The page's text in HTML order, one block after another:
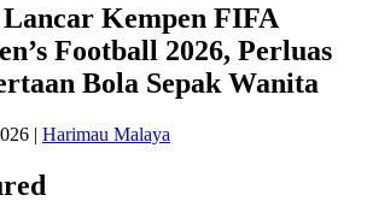
Kempen FIFA
Football 2026, Perluas
Bola Sepak Wanita
| Harimau Malaya